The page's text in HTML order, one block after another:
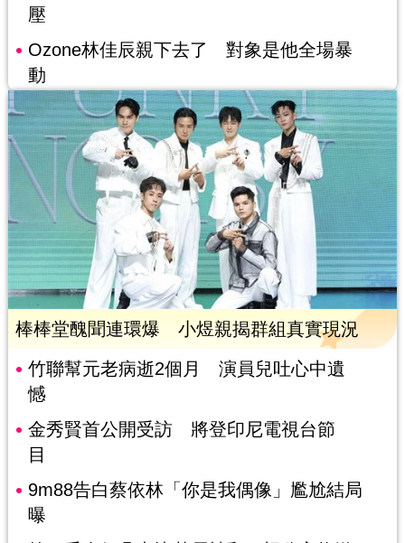
壓
Ozone林佳辰親下去了 對象是他全場暴
動
棒棒堂醜聞連環爆 小煜親揭群組真實現況
竹聯幫元老病逝2個月 演員兒吐心中遺
憾
金秀賢首公開受訪 將登印尼電視台節
目
9m88告白蔡依林「你是我偶像」尷尬結局
曝